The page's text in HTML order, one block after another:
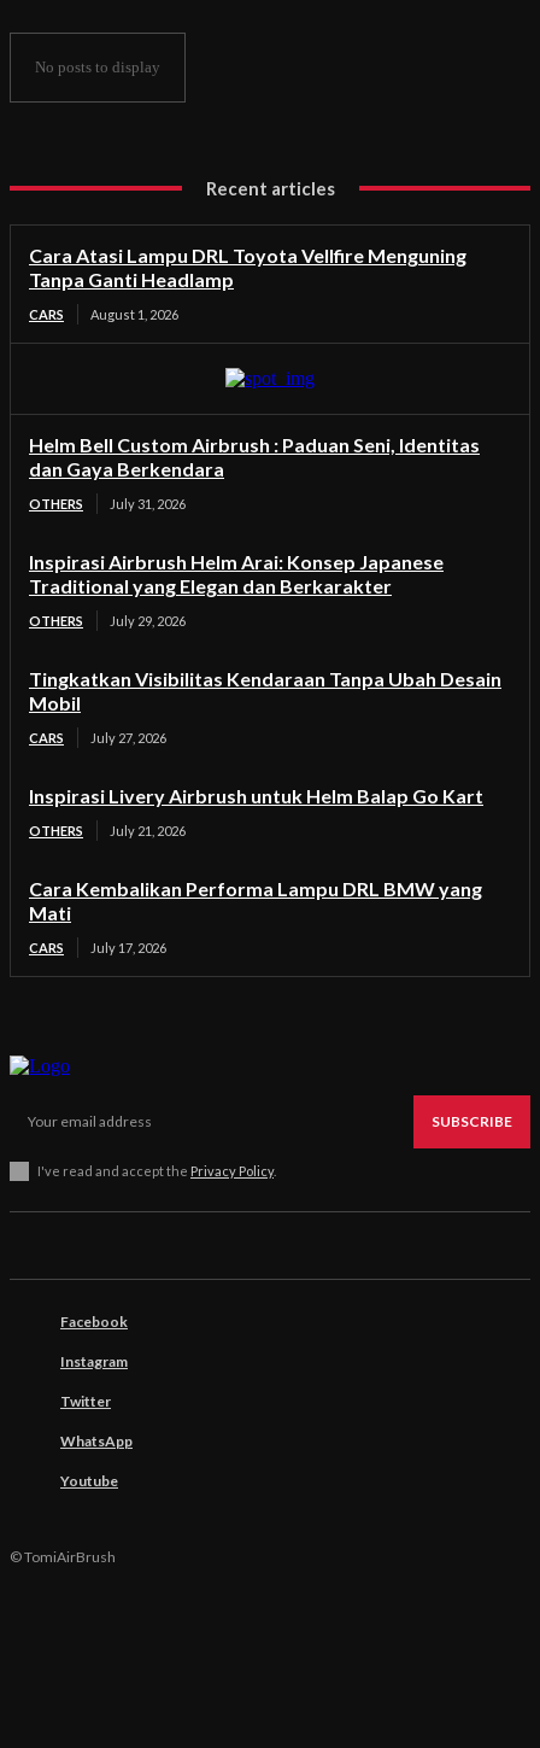
No posts to display
Recent articles
Cara Atasi Lampu DRL Toyota Vellfire Menguning
Tanpa Ganti Headlamp
CARS August 1, 2026
Helm Bell Custom Airbrush : Paduan Seni, Identitas
dan Gaya Berkendara
OTHERS July 31, 2026
Inspirasi Airbrush Helm Arai: Konsep Japanese
Traditional yang Elegan dan Berkarakter
OTHERS July 29, 2026
Tingkatkan Visibilitas Kendaraan Tanpa Ubah Desain
Mobil
CARS July 27, 2026
Inspirasi Livery Airbrush untuk Helm Balap Go Kart
OTHERS July 21, 2026
Cara Kembalikan Performa Lampu DRL BMW yang
Mati
CARS July 17, 2026
SUBSCRIBE
I've read and accept the Privacy Policy.
Facebook
Instagram
Twitter
WhatsApp
Youtube
© TomiAirBrush